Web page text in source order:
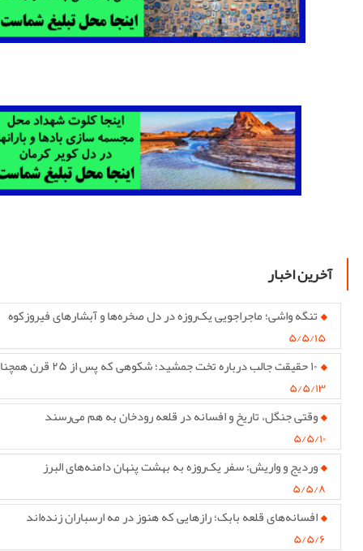
آخرین اخبار
تنگه واشی؛ ماجراجویی یک‌روزه در دل صخره‌ها و آبشارهای فیروزکوه
۵/۵/۱۵
۱۰ حقیقت جالب درباره تخت جمشید؛ شکوهی که پس از ۲۵ قرن همچنان پابرجاست
۵/۵/۱۳
وقتی جنگل، تاریخ و افسانه در قلعه رودخان به هم می‌رسند
۵/۵/۱۰
وردیج و واریش؛ سفر یک‌روزه به بهشت پنهان دامنه‌های البرز
۵/۵/۸
افسانه‌های قلعه بابک؛ رازهایی که هنوز در مه ارسباران زنده‌اند
۵/۵/۶